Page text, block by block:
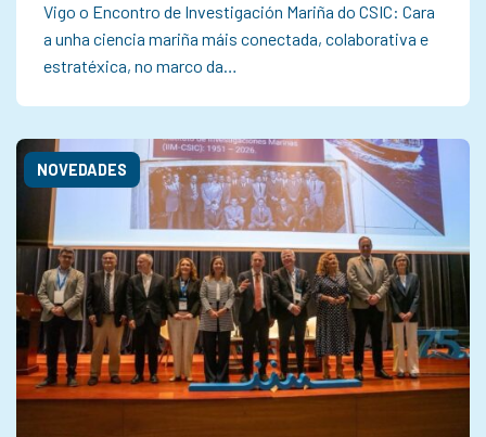
Vigo o Encontro de Investigación Mariña do CSIC: Cara
a unha ciencia mariña máis conectada, colaborativa e
estratéxica, no marco da…
NOVEDADES